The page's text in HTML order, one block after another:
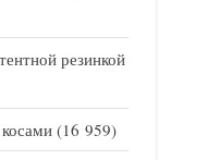
резинкой
(16 959)